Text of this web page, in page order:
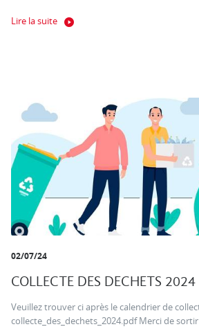
Lire la suite
02/07/24
COLLECTE DES DECHETS 2024
Veuillez trouver ci après le calendrier de
collecte_des_dechets_2024.pdf Merci de